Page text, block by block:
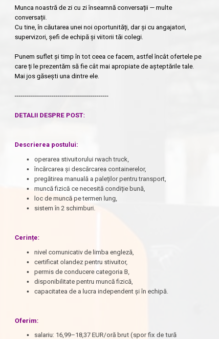
Munca noastră de zi cu zi înseamnă conversații — multe
conversații.
Cu tine, în căutarea unei noi oportunități, dar și cu angajatori,
supervizori, șefi de echipă și viitorii tăi colegi.
Punem suflet și timp în tot ceea ce facem, astfel încât ofertele pe
care ți le prezentăm să fie cât mai apropiate de așteptările tale.
Mai jos găsești una dintre ele.
------------------------------------------------
DETALII DESPRE POST:
Descrierea postului:
operarea stivuitorului rwach truck,
încărcarea și descărcarea containerelor,
pregătirea manuală a paleților pentru transport,
muncă fizică ce necesită condiție bună,
loc de muncă pe termen lung,
sistem în 2 schimburi.
Cerințe:
nivel comunicativ de limba engleză,
certificat olandez pentru stivuitor,
permis de conducere categoria B,
disponibilitate pentru muncă fizică,
capacitatea de a lucra independent și în echipă.
Oferim:
salariu: 16,99–18,37 EUR/oră brut (spor fix de tură